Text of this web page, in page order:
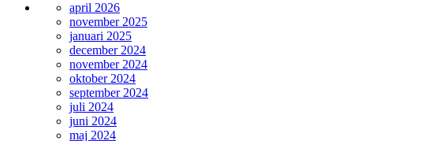
april 2026
november 2025
januari 2025
december 2024
november 2024
oktober 2024
september 2024
juli 2024
juni 2024
maj 2024